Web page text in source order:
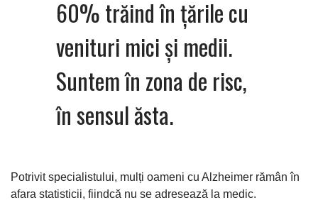
60% trăind în țările cu
venituri mici și medii.
Suntem în zona de risc,
în sensul ăsta.
Potrivit specialistului, mulți oameni cu Alzheimer rămân în
afara statisticii, fiindcă nu se adresează la medic.